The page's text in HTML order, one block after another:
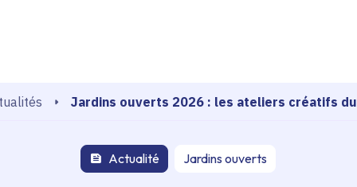
Jardins ouverts 2026 : les ateliers créatifs
Actualité Jardins ouverts